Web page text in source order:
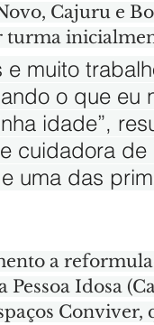
Cajuru e
turma
e muito
o que eu
idade”,
cuidadora
uma das
a
Idosa